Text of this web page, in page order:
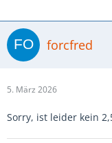
forcfred
5. März 2026
Sorry, ist leider kein